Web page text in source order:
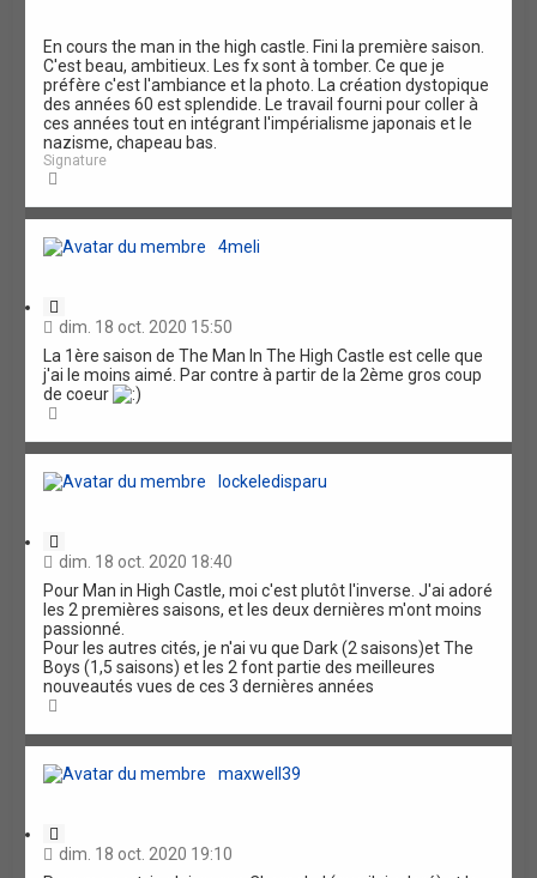
En cours the man in the high castle. Fini la première saison.
C'est beau, ambitieux. Les fx sont à tomber. Ce que je
préfère c'est l'ambiance et la photo. La création dystopique
des années 60 est splendide. Le travail fourni pour coller à
ces années tout en intégrant l'impérialisme japonais et le
nazisme, chapeau bas.
Signature
u
4meli
i
a
t
i
n
dim. 18 oct. 2020 15:50
La 1ère saison de The Man In The High Castle est celle que
j'ai le moins aimé. Par contre à partir de la 2ème gros coup
de coeur
u
lockeledisparu
i
a
t
i
o
n
dim. 18 oct. 2020 18:40
Pour Man in High Castle, moi c'est plutôt l'inverse. J'ai adoré
les 2 premières saisons, et les deux dernières m'ont moins
passionné.
Pour les autres cités, je n'ai vu que Dark (2 saisons)et The
Boys (1,5 saisons) et les 2 font partie des meilleures
nouveautés vues de ces 3 dernières années
u
maxwell39
i
dim. 18 oct. 2020 19:10